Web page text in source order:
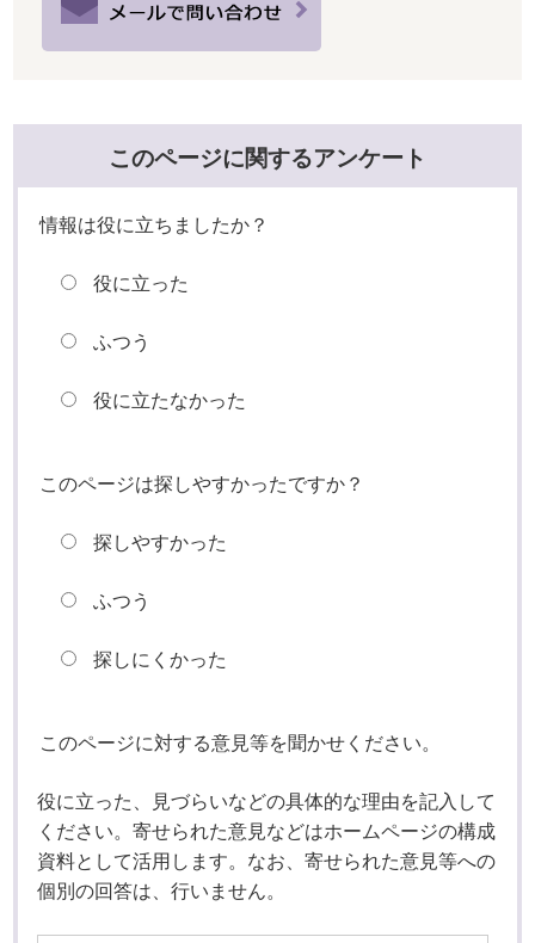
このページに関するアンケート
情報は役に立ちましたか？
役に立った
ふつう
役に立たなかった
このページは探しやすかったですか？
探しやすかった
ふつう
探しにくかった
このページに対する意見等を聞かせください。
役に立った、見づらいなどの具体的な理由を記入して
ください。寄せられた意見などはホームページの構成
資料として活用します。なお、寄せられた意見等への
個別の回答は、行いません。